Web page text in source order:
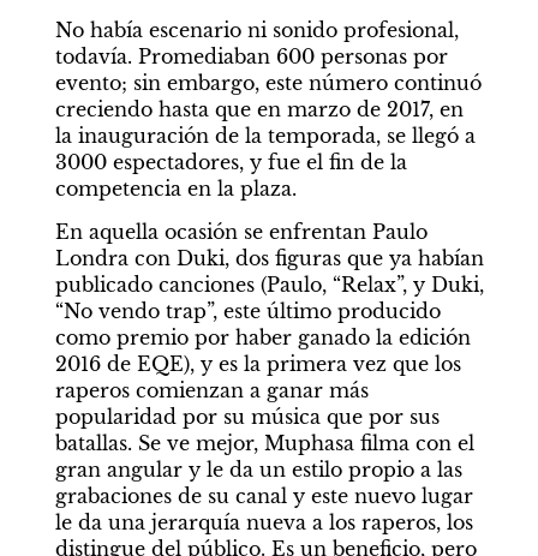
No había escenario ni sonido profesional,
todavía. Promediaban 600 personas por
evento; sin embargo, este número continuó
creciendo hasta que en marzo de 2017, en
la inauguración de la temporada, se llegó a
3000 espectadores, y fue el fin de la
competencia en la plaza.
En aquella ocasión se enfrentan Paulo
Londra con Duki, dos figuras que ya habían
publicado canciones (Paulo, “Relax”, y Duki,
“No vendo trap”, este último producido
como premio por haber ganado la edición
2016 de EQE), y es la primera vez que los
raperos comienzan a ganar más
popularidad por su música que por sus
batallas. Se ve mejor, Muphasa filma con el
gran angular y le da un estilo propio a las
grabaciones de su canal y este nuevo lugar
le da una jerarquía nueva a los raperos, los
distingue del público. Es un beneficio, pero